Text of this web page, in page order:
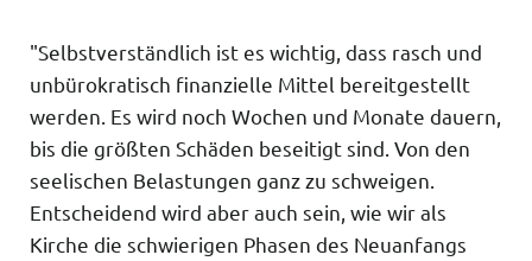
"Selbstverständlich ist es wichtig, dass rasch und
unbürokratisch finanzielle Mittel bereitgestellt
werden. Es wird noch Wochen und Monate dauern,
bis die größten Schäden beseitigt sind. Von den
seelischen Belastungen ganz zu schweigen.
Entscheidend wird aber auch sein, wie wir als
Kirche die schwierigen Phasen des Neuanfangs